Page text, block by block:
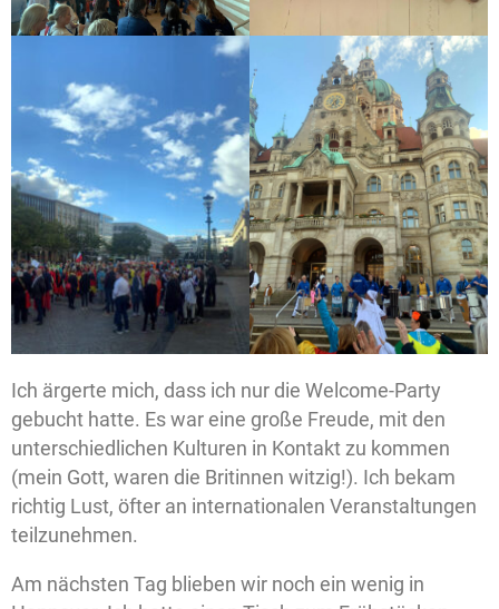
Ich ärgerte mich, dass ich nur die Welcome-Party
gebucht hatte. Es war eine große Freude, mit den
unterschiedlichen Kulturen in Kontakt zu kommen
(mein Gott, waren die Britinnen witzig!). Ich bekam
richtig Lust, öfter an internationalen Veranstaltungen
teilzunehmen.
Am nächsten Tag blieben wir noch ein wenig in